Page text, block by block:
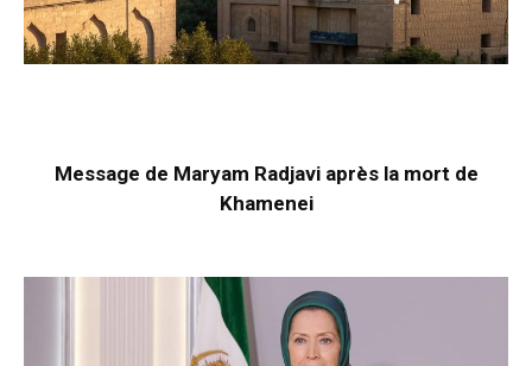
Message de Maryam Radjavi après la mort de
Khamenei